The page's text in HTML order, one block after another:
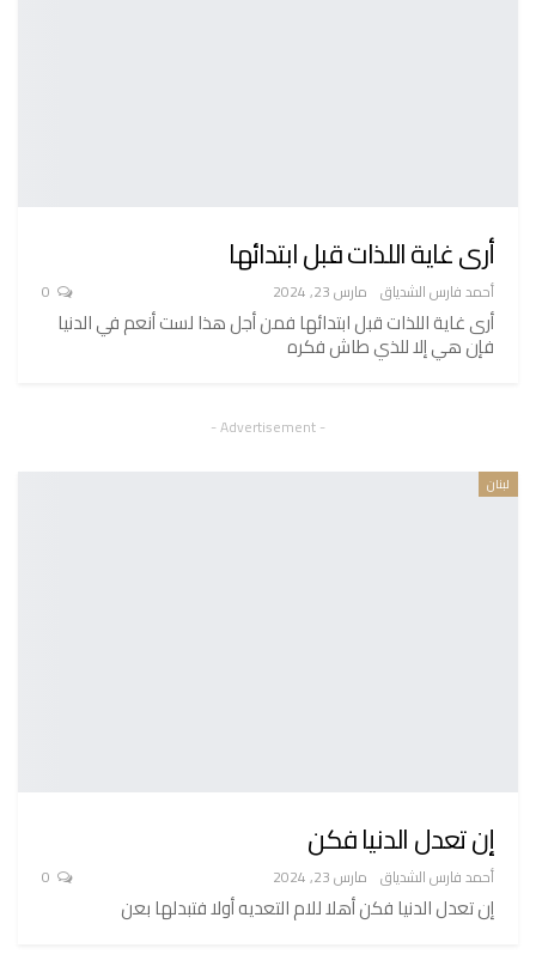
أرى غاية اللذات قبل ابتدائها
أحمد فارس الشدياق مارس 23, 2024
أرى غاية اللذات قبل ابتدائها فمن أجل هذا لست أنعم في الدنيا
فإن هي إلا للذي طاش فكره
- Advertisement -
لبنان
إن تعدل الدنيا فكن
أحمد فارس الشدياق مارس 23, 2024
إن تعدل الدنيا فكن أهلا للام التعديه أولا فتبدلها بعن